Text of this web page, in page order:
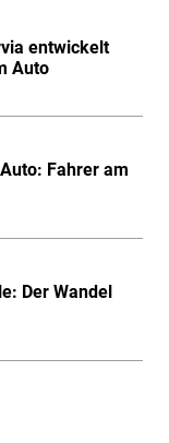
entwickelt
Auto
Fahrer am
Der Wandel